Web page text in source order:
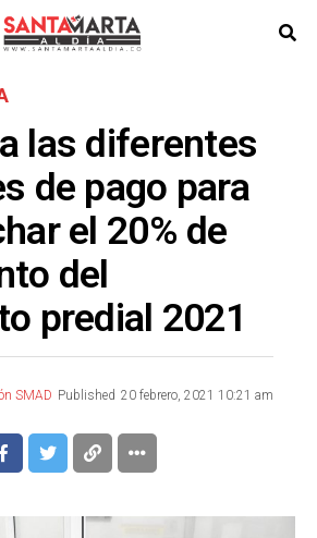
las diferentes
de pago para
el 20% de
del
predial 2021
SMAD Published 20 febrero, 2021 10:21 am